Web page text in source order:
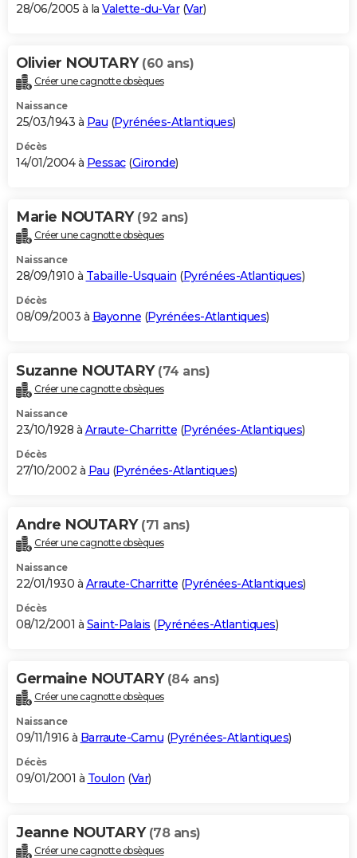
28/06/2005 à la Valette-du-Var(Var)
Olivier NOUTARY (60 ans)
Créer une cagnotte obsèques
Naissance
25/03/1943 à Pau (Pyrénées-Atlantiques)
Décès
14/01/2004 à Pessac(Gironde)
Marie NOUTARY (92 ans)
Créer une cagnotte obsèques
Naissance
28/09/1910 à Tabaille-Usquain (Pyrénées-Atlantiques)
Décès
08/09/2003 à Bayonne (Pyrénées-Atlantiques)
Suzanne NOUTARY (74 ans)
Créer une cagnotte obsèques
Naissance
23/10/1928 à Arraute-Charritte (Pyrénées-Atlantiques)
Décès
27/10/2002 à Pau (Pyrénées-Atlantiques)
Andre NOUTARY (71 ans)
Créer une cagnotte obsèques
Naissance
22/01/1930 à Arraute-Charritte (Pyrénées-Atlantiques)
Décès
08/12/2001 à Saint-Palais (Pyrénées-Atlantiques)
Germaine NOUTARY (84 ans)
Créer une cagnotte obsèques
Naissance
09/11/1916 à Barraute-Camu (Pyrénées-Atlantiques)
Décès
09/01/2001 à Toulon (Var)
Jeanne NOUTARY (78 ans)
Créer une cagnotte obsèques